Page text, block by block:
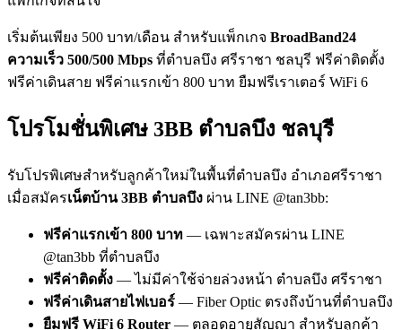
เริ่มต้นเพียง 500 บาท/เดือน สำหรับแพ็กเกจ BroadBand24
ความเร็ว 500/500 Mbps ที่ตำบลบึง ศรีราชา ชลบุรี ฟรีค่าติดตั้ง
ฟรีค่าเดินสาย ฟรีค่าแรกเข้า 800 บาท ยืมฟรีเราเตอร์ WiFi 6
โปรโมชั่นพิเศษ 3BB ตำบลบึง ชลบุรี
รับโปรพิเศษสำหรับลูกค้าใหม่ในพื้นที่ตำบลบึง อำเภอศรีราชา
เมื่อสมัครเน็ตบ้าน 3BB ตำบลบึง ผ่าน LINE @tan3bb:
ฟรีค่าแรกเข้า 800 บาท — เฉพาะสมัครผ่าน LINE
@tan3bb ที่ตำบลบึง
ฟรีค่าติดตั้ง — ไม่มีค่าใช้จ่ายล่วงหน้า ตำบลบึง ศรีราชา
ฟรีค่าเดินสายไฟเบอร์ — Fiber Optic ตรงถึงบ้านที่ตำบลบึง
ยืมฟรี WiFi 6 Router — ตลอดอายุสัญญา สำหรับลูกค้า